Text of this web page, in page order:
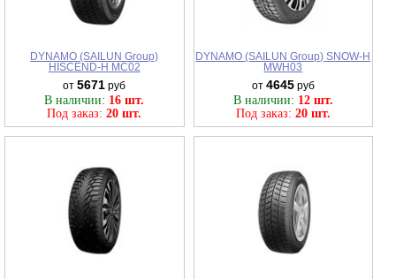
DYNAMO (SAILUN Group)
HISCEND-H MC02
от5671 руб
В наличии: 16 шт.
Под заказ:20 шт.
DYNAMO (SAILUN Group) SNOW-H
MWH03
от 4645руб
В наличии: 12 шт.
Под заказ: 20 шт.